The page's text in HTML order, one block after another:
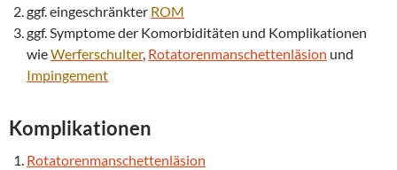
ggf. eingeschränkter ROM
ggf. Symptome der Komorbiditäten und Komplikationen
wieWerferschulter, Rotatorenmanschettenläsion und
Impingement
Komplikationen
Rotatorenmanschettenläsion